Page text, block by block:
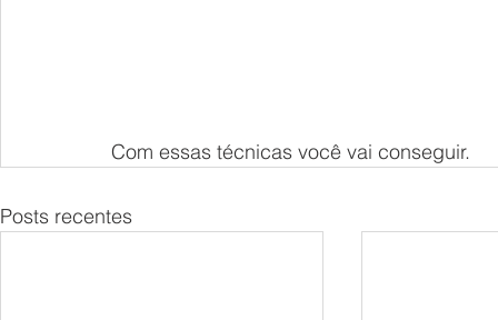
Com essas técnicas você vai conseguir.
Posts recentes